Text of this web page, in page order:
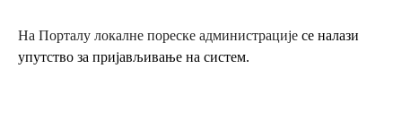
На Порталу локалне пореске администрације се налази
упутство за пријављивање на систем.